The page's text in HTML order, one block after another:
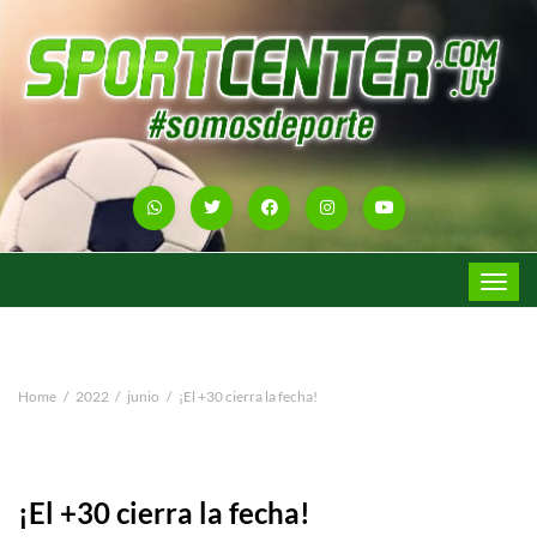
Toggle
Home 2022 junio ¡El +30 cierra la fecha!
¡El +30 cierra la fecha!